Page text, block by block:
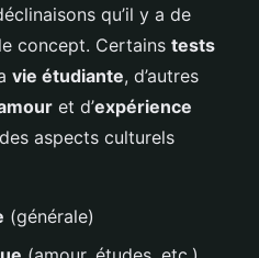
qu’il y a de
concept. Certains tests
vie étudiante, d’autres
et d’expérience
aspects culturels
(générale)